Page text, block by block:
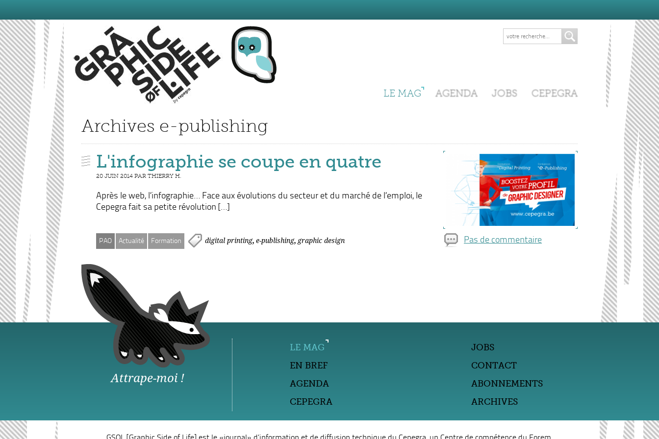
LE MAG AGENDA JOBS CEPEGRA
Archives e-publishing
L'infographie se coupe en quatre
20 JUIN 2014 PAR THIERRY H.
Après le web, l’infographie… Face aux évolutions du secteur et du marché de l’emploi, le
Cepegra fait sa petite révolution […]
Pas de commentaire
PAO Actualité Formation digital printing, e-publishing, graphic design
LE MAG
EN BREF
AGENDA
CEPEGRA
JOBS
CONTACT
ABONNEMENTS
ARCHIVES
Attrape-moi !